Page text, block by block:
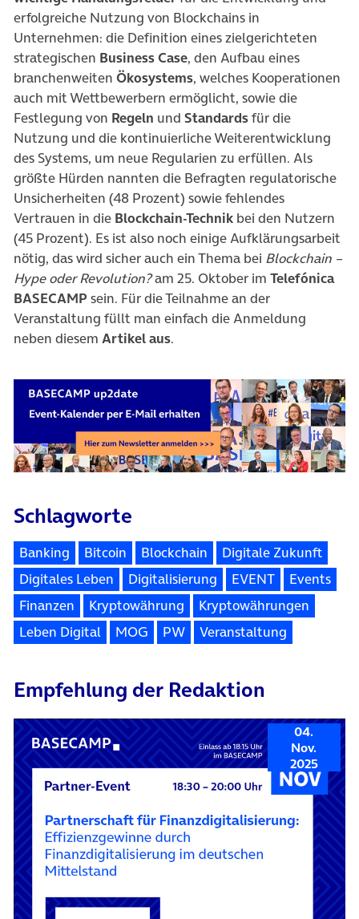
erfolgreiche Nutzung von Blockchains in
Unternehmen: die Definition eines zielgerichteten
strategischen Business Case, den Aufbau eines
branchenweiten Ökosystems, welches Kooperationen
auch mit Wettbewerbern ermöglicht, sowie die
Festlegung von Regeln und Standardsfür die
Nutzung und die kontinuierliche Weiterentwicklung
des Systems, um neue Regularien zu erfüllen. Als
größte Hürden nannten die Befragten regulatorische
Unsicherheiten (48 Prozent) sowie fehlendes
Vertrauen in die Blockchain-Technik bei den Nutzern
(45 Prozent). Es ist also noch einige Aufklärungsarbeit
nötig, das wird sicher auch ein Thema bei Blockchain –
Hype oder Revolution?am 25. Oktober im Telefónica
BASECAMP sein. Für die Teilnahme an der
Veranstaltung füllt man einfach die Anmeldung
neben diesem Artikel aus.
Schlagworte
Banking Bitcoin Blockchain
Digitale Zukunft
Digitales Leben
Digitalisierung EVENT
Events
Finanzen
Kryptowährung
Kryptowährungen
Leben Digital
MOG PW Veranstaltung
Empfehlung der Redaktion
04.
Nov.
2025